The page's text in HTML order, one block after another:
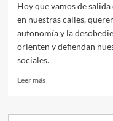
Hoy que vamos de
en nuestras calles,
autonomía y la
orienten y defiendan
sociales.
Leer másLeer
¿Cuál